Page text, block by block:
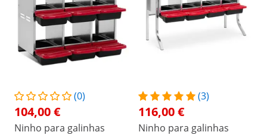
(0)
104,00 €
Ninho para galinhas
(3)
116,00 €
Ninho para galinhas